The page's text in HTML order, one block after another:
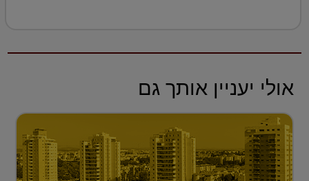
אולי יעניין אותך גם